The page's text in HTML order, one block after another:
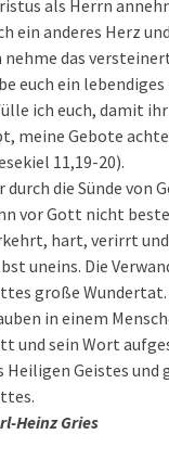
als Herrn
ein anderes Herz
nehme das
euch ein
ich euch, damit
meine Gebote
11,19-20).
durch die Sünde von
vor Gott nicht
hart, verirrt
uneins. Die
große Wundertat.
in einem
und sein Wort
Heiligen Geistes
Heinz Gries